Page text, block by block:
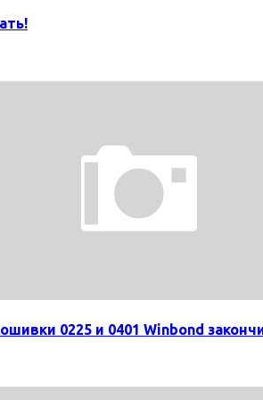
0225 и 0401 Winbond